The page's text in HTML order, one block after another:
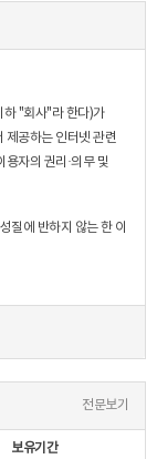
하 "회사"라 한다)가
제공하는 인터넷 관련
자의 권리·의무 및
질에 반하지 않는 한 이
도 사용합니다.
스를 받는 회원 및
전문보기
보유기간